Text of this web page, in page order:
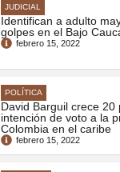
JUDICIAL
Identifican a adulto
golpes en el Bajo
febrero 15, 2022
POLÍTICA
David Barguil crece 20
intención de voto a la
Colombia en el caribe
febrero 15, 2022